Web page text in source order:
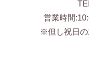
営業時間
※但し祝日の